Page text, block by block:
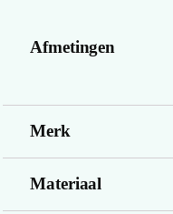
Afmetingen
Merk
Materiaal